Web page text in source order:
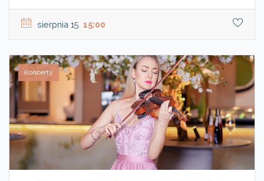
sierpnia 15 15:00
Koncerty